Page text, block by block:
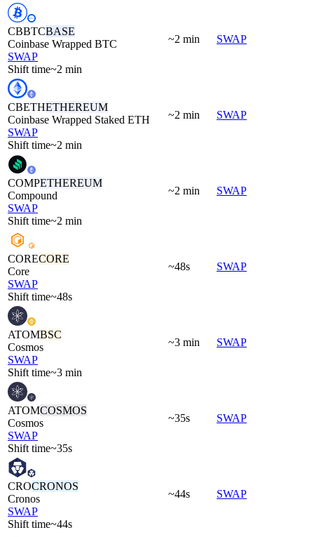
CBBTCBASE
Coinbase Wrapped BTC
SWAP
Shift time~2 min
~2 min SWAP
CBETHETHEREUM
Coinbase Wrapped Staked ETH
SWAP
Shift time~2 min
~2 min SWAP
COMPETHEREUM
Compound
SWAP
Shift time~2 min
~2 min SWAP
CORECORE
Core
SWAP
Shift time~48s
~48s SWAP
ATOMBSC
Cosmos
SWAP
Shift time~3 min
~3 min SWAP
ATOMCOSMOS
Cosmos
SWAP
Shift time~35s
~35s SWAP
CROCRONOS
Cronos
SWAP
Shift time~44s
~44s SWAP